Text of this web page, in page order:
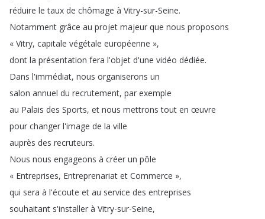
réduire le taux de chômage à Vitry-sur-Seine.
Notamment grâce au projet majeur que nous proposons
« Vitry, capitale végétale européenne »,
dont la présentation fera l'objet d'une vidéo dédiée.
Dans l'immédiat, nous organiserons un
salon annuel du recrutement, par exemple
au Palais des Sports, et nous mettrons tout en œuvre
pour changer l'image de la ville
auprès des recruteurs.
Nous nous engageons à créer un pôle
« Entreprises, Entreprenariat et Commerce »,
qui sera à l'écoute et au service des entreprises
souhaitant s'installer à Vitry-sur-Seine,